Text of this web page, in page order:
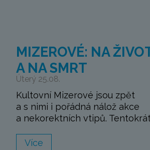
MIZEROVÉ: NA
A NA SMRT
Úterý 25.08.
Kultovní Mizerové jsou zpět
a s nimi i pořádná nálož akce
a nekorektních vtipů. Tentokrát
Více